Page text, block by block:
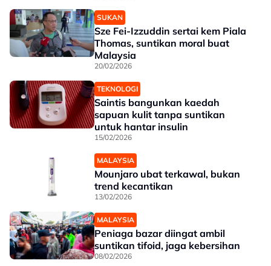
SUKAN
Sze Fei-Izzuddin sertai kem Piala
Thomas, suntikan moral buat
Malaysia
20/02/2026
TEKNOLOGI
Saintis bangunkan kaedah
sapuan kulit tanpa suntikan
untuk hantar insulin
15/02/2026
MALAYSIA
Mounjaro ubat terkawal, bukan
trend kecantikan
13/02/2026
MALAYSIA
Peniaga bazar diingat ambil
suntikan tifoid, jaga kebersihan
08/02/2026